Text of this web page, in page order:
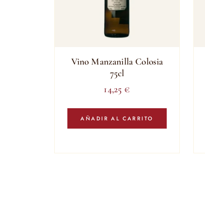
Vino Manzanilla Colosia
75cl
14,25 €
AÑADIR AL CARRITO